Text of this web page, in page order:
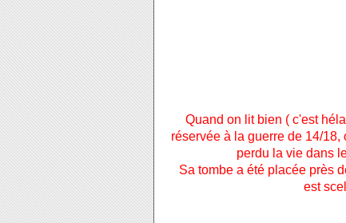
Quand on lit bien ( c'est
réservée à la guerre de 14/
perdu la vie dans
Sa tombe a été placée près
est